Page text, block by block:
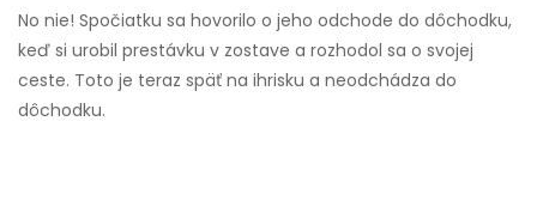
No nie! Spočiatku sa hovorilo o jeho odchode do dôchodku,
keď si urobil prestávku v zostave a rozhodol sa o svojej
ceste. Toto je teraz späť na ihrisku a neodchádza do
dôchodku.